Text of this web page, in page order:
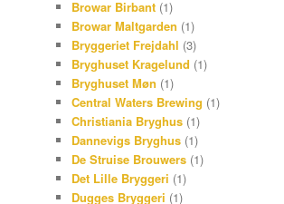
Browar Birbant (1)
Browar Maltgarden (1)
Bryggeriet Frejdahl (3)
Bryghuset Kragelund (1)
Bryghuset Møn (1)
Central Waters Brewing (1)
Christiania Bryghus (1)
Dannevigs Bryghus (1)
De Struise Brouwers (1)
Det Lille Bryggeri (1)
Dugges Bryggeri (1)